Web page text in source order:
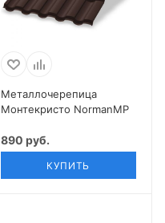
Металлочерепица
Монтекристо NormanMP
890 руб.
КУПИТЬ